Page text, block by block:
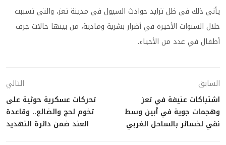
يأتي ذلك في ظل تزايد حوادث السيول في مدينة تعز، والتي تسببت
خلال السنوات الأخيرة في أضرار بشرية ومادية، من بينها حالات جرف
أطفال في عدد من الأحياء.
السابق
اشتباكات عنيفة في تعز
وهجمات جوية في أبين وسط
نفي لخسائر بالساحل الغربي
التالي
تحركات عسكرية حوثية على
تخوم لحج والضالع.. وقاعدة
العند ضمن دائرة التهديد